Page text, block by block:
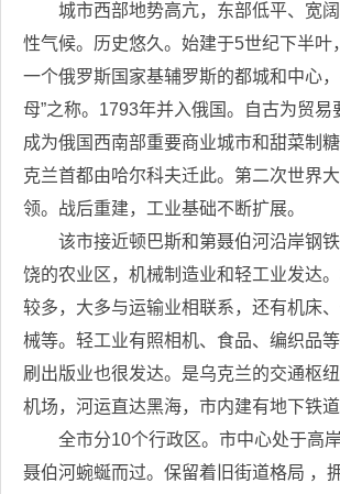
城市西部地势高亢，东部低平、宽阔
性气候。历史悠久。始建于5世纪下半叶
一个俄罗斯国家基辅罗斯的都城和中心
母”之称。1793年并入俄国。自古为贸易
成为俄国西南部重要商业城市和甜菜制
克兰首都由哈尔科夫迁此。第二次世界
领。战后重建，工业基础不断扩展。
该市接近顿巴斯和第聂伯河沿岸钢铁
饶的农业区，机械制造业和轻工业发达
较多，大多与运输业相联系，还有机床
械等。轻工业有照相机、食品、编织品
刷出版业也很发达。是乌克兰的交通枢
机场，河运直达黑海，市内建有地下铁道
全市分10个行政区。市中心处于高
聂伯河蜿蜒而过。保留着旧街道格局 ，